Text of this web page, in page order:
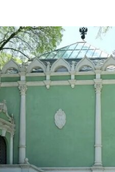
活动而被判处的五年刑期
裔美国艺术家可可·福斯
撰文追问奥特罗·阿尔坎
日，美国驻哈瓦那大使馆
透露，奥特罗·阿尔坎塔
够进入美国，开始其被迫
奥特罗·阿尔坎塔拉于2018
和学者共同创立了圣伊西
Movement）。该组织参
主的社会运动。他还参与